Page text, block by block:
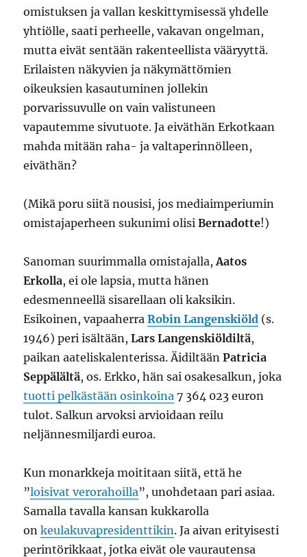
omistuksen ja vallan keskittymisessä yhdelle
yhtiölle, saati perheelle, vakavan ongelman,
mutta eivät sentään rakenteellista vääryyttä.
Erilaisten näkyvien ja näkymättömien
oikeuksien kasautuminen jollekin
porvarissuvulle on vain valistuneen
vapautemme sivutuote. Ja eiväthän Erkotkaan
mahda mitään raha- ja valtaperinnölleen,
eiväthän?
(Mikä poru siitä nousisi, jos mediaimperiumin
omistajaperheen sukunimi olisiBernadotte!)
Sanoman suurimmalla omistajalla,Aatos
Erkolla, ei ole lapsia, mutta hänen
edesmenneellä sisarellaan oli kaksikin.
Esikoinen, vapaaherraRobin Langenskiöld (s.
1946) peri isältään,Lars Langenskiöldiltä,
paikan aateliskalenterissa. ÄidiltäänPatricia
Seppälältä, os. Erkko, hän sai osakesalkun, joka
tuotti pelkästään osinkoina 7 364 023 euron
tulot. Salkun arvoksi arvioidaan reilu
neljännesmiljardi euroa.
Kun monarkkeja moititaan siitä, että he
”loisivat verorahoilla”, unohdetaan pari asiaa.
Samalla tavalla kansan kukkarolla
onkeulakuvapresidenttikin. Ja aivan erityisesti
perintörikkaat, jotka eivät ole vaurautensa